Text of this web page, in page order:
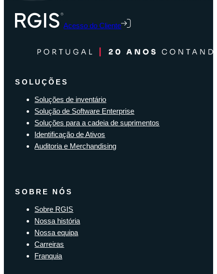
Acesso do Cliente
SOLUÇÕES
Soluções de inventário
Solução de Software Enterprise
Soluções para a cadeia de suprimentos
Identificação de Ativos
Auditoria e Merchandising
SOBRE NÓS
Sobre RGIS
Nossa história
Nossa equipa
Carreiras
Franquia